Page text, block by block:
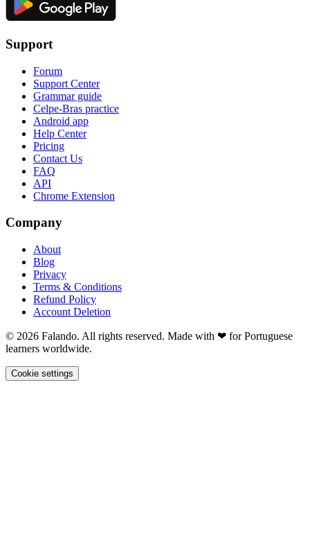
Support
Forum
Support Center
Grammar guide
Celpe-Bras practice
Android app
Help Center
Pricing
Contact Us
FAQ
API
Chrome Extension
Company
About
Blog
Privacy
Terms & Conditions
Refund Policy
Account Deletion
© 2026 Falando. All rights reserved. Made with ❤ for Portuguese
learners worldwide.
Cookie settings